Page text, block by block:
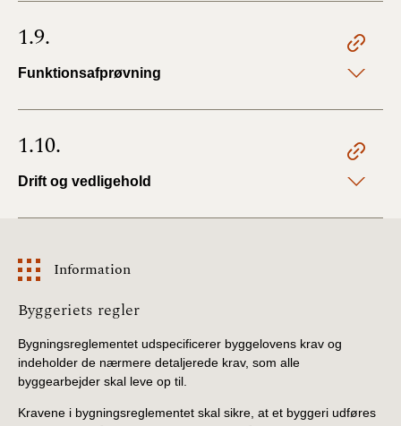
1.9.
Funktionsafprøvning
1.10.
Drift og vedligehold
Information
Information
Byggeriets regler
Bygningsreglementet udspecificerer byggelovens krav og
indeholder de nærmere detaljerede krav, som alle
byggearbejder skal leve op til.
Kravene i bygningsreglementet skal sikre, at et byggeri udføres